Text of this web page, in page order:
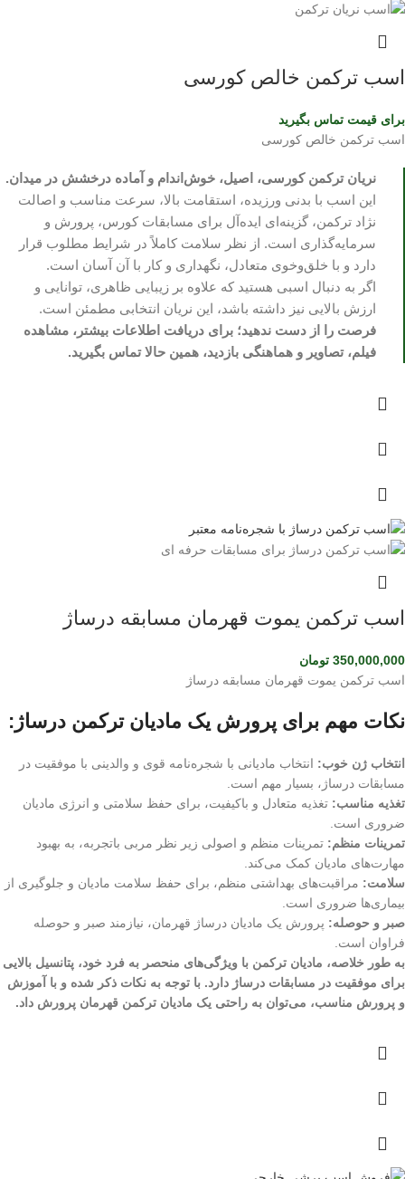
اسب ترکمن خالص کورسی
برای قیمت تماس بگیرید
اسب ترکمن خالص کورسی
نریان ترکمن کورسی، اصیل، خوش‌اندام و آماده درخشش در میدان.
این اسب با بدنی ورزیده، استقامت بالا، سرعت مناسب و اصالت
نژاد ترکمن، گزینه‌ای ایده‌آل برای مسابقات کورس، پرورش و
سرمایه‌گذاری است. از نظر سلامت کاملاً در شرایط مطلوب قرار
دارد و با خلق‌وخوی متعادل، نگهداری و کار با آن آسان است.
اگر به دنبال اسبی هستید که علاوه بر زیبایی ظاهری، توانایی و
ارزش بالایی نیز داشته باشد، این نریان انتخابی مطمئن است.
فرصت را از دست ندهید؛ برای دریافت اطلاعات بیشتر، مشاهده
فیلم، تصاویر و هماهنگی بازدید، همین حالا تماس بگیرید.
اسب ترکمن یموت قهرمان مسابقه درساژ
350,000,000 تومان
اسب ترکمن یموت قهرمان مسابقه درساژ
نکات مهم برای پرورش یک مادیان ترکمن درساژ:
انتخاب ژن خوب: انتخاب مادیانی با شجره‌نامه قوی و والدینی با موفقیت در
مسابقات درساژ، بسیار مهم است.
تغذیه مناسب: تغذیه متعادل و باکیفیت، برای حفظ سلامتی و انرژی مادیان
ضروری است.
تمرینات منظم: تمرینات منظم و اصولی زیر نظر مربی باتجربه، به بهبود
مهارت‌های مادیان کمک می‌کند.
سلامت: مراقبت‌های بهداشتی منظم، برای حفظ سلامت مادیان و جلوگیری از
بیماری‌ها ضروری است.
صبر و حوصله: پرورش یک مادیان درساژ قهرمان، نیازمند صبر و حوصله
فراوان است.
به طور خلاصه، مادیان ترکمن با ویژگی‌های منحصر به فرد خود، پتانسیل بالایی
برای موفقیت در مسابقات درساژ دارد. با توجه به نکات ذکر شده و با آموزش
و پرورش مناسب، می‌توان به راحتی یک مادیان ترکمن قهرمان پرورش داد.